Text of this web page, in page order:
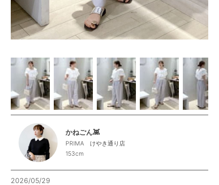
かねごん👾
PRIMA けやき通り店
153cm
2026/05/29